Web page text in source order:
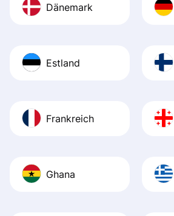
Dänemark
Estland
Frankreich
Ghana